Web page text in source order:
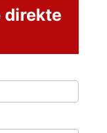
direkte